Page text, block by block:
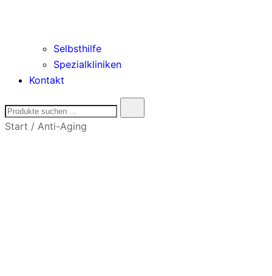
Selbsthilfe
Spezialkliniken
Kontakt
Start / Anti-Aging